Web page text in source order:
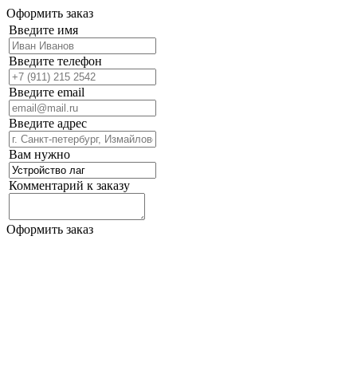
Оформить заказ
Введите имя
Введите телефон
Введите email
Введите адрес
Вам нужно
Комментарий к заказу
Оформить заказ